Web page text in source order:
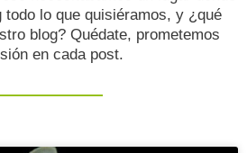
todo lo que quisiéramos, y ¿qué
blog? Quédate, prometemos
en cada post.